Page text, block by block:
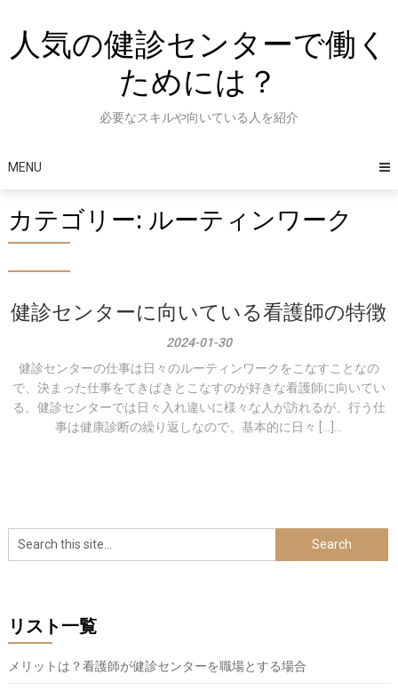
content
人気の健診センターで働く
ためには？
必要なスキルや向いている人を紹介
MENU
カテゴリー: ルーティンワーク
健診センターに向いている看護師の特徴
2024-01-30
健診センターの仕事は日々のルーティンワークをこなすことなの
で、決まった仕事をてきぱきとこなすのが好きな看護師に向いてい
る。健診センターでは日々入れ違いに様々な人が訪れるが、行う仕
事は健康診断の繰り返しなので、基本的に日々 […]...
リスト一覧
メリットは？看護師が健診センターを職場とする場合